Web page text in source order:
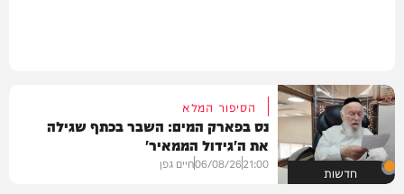
חדשות
הסיפור המלא
נס בפארק המים: השבר בכתף שגילה
את ה'גידול הממאיר'
21:00
06/08/26חיים גפן